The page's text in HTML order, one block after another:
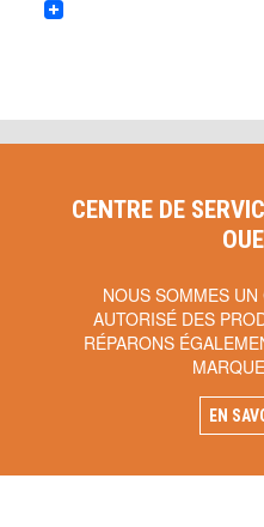
CENTRE DE
NOUS SOMMES
AUTORISÉ DES
RÉPARONS
EN